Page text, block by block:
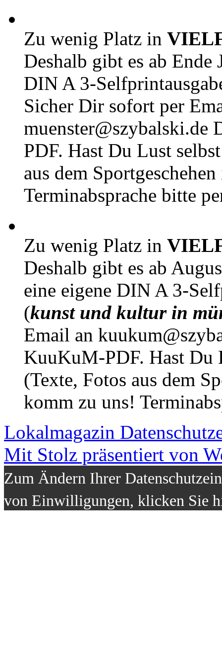
Zu wenig Platz in
Deshalb gibt es ab Ende
DIN A 3-
Sicher Dir sofort per
muenster@szybalski.de
PDF. Hast Du Lust
aus dem
Terminabsprache bitte
Zu wenig Platz in
Deshalb gibt es ab
eine eigene DIN A 3-
(kunst und kultur in
Email an
KuuKuM-PDF. Hast Du
(Texte, Fotos aus dem
komm zu uns!
Lokalmagazin
Mit Stolz präsentiert von
Zum Ändern Ihrer
von Einwilligungen, klicken Sie